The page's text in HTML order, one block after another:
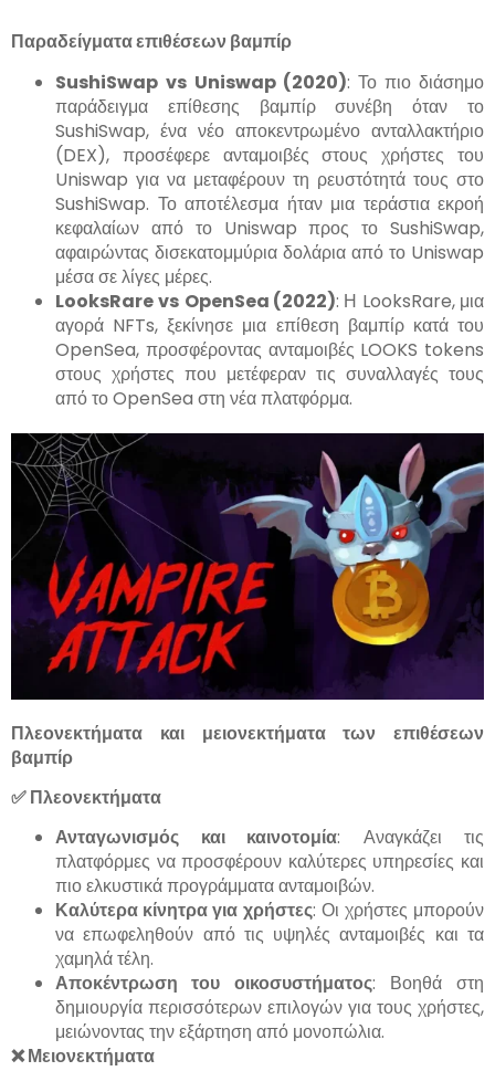
Παραδείγματα επιθέσεων βαμπίρ
SushiSwap vs Uniswap (2020): Το πιο διάσημο
παράδειγμα επίθεσης βαμπίρ συνέβη όταν το
SushiSwap, ένα νέο αποκεντρωμένο ανταλλακτήριο
(DEX), προσέφερε ανταμοιβές στους χρήστες του
Uniswap για να μεταφέρουν τη ρευστότητά τους στο
SushiSwap. Το αποτέλεσμα ήταν μια τεράστια εκροή
κεφαλαίων από το Uniswap προς το SushiSwap,
αφαιρώντας δισεκατομμύρια δολάρια από το Uniswap
μέσα σε λίγες μέρες.
LooksRarevs OpenSea (2022): Η LooksRare, μια
αγορά NFTs, ξεκίνησε μια επίθεση βαμπίρ κατά του
OpenSea, προσφέροντας ανταμοιβές LOOKS tokens
στους χρήστες που μετέφεραν τις συναλλαγές τους
από το OpenSea στη νέα πλατφόρμα.
Πλεονεκτήματα και μειονεκτήματα των επιθέσεων
βαμπίρ
✅Πλεονεκτήματα
Ανταγωνισμός και καινοτομία: Αναγκάζει τις
πλατφόρμες να προσφέρουν καλύτερες υπηρεσίες και
πιο ελκυστικά προγράμματα ανταμοιβών.
Καλύτερα κίνητρα για χρήστες: Οι χρήστες μπορούν
να επωφεληθούν από τις υψηλές ανταμοιβές και τα
χαμηλά τέλη.
Αποκέντρωση του οικοσυστήματος: Βοηθά στη
δημιουργία περισσότερων επιλογών για τους χρήστες,
μειώνοντας την εξάρτηση από μονοπώλια.
❌Μειονεκτήματα